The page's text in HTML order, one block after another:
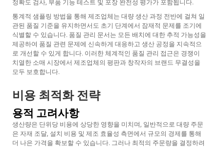
정확도 검사, 부품 기능 테스트 및 포장 완전성 평가가 포함됩니다.
통계적 샘플링 방법을 통해 제조업체는 대량 생산 과정 전반에 걸쳐 일
관된 품질 기준을 유지하면서도 초기 단계에서 잠재적 문제를 조기에
식별할 수 있습니다. 품질 관리 문서는 모든 배치에 대한 추적 가능성을
제공하여 품질 관련 문제에 신속하게 대응하고 생산 공정을 지속적으
로 개선할 수 있게 합니다. 이러한 체계적인 품질 관리 접근은 경쟁이
치열한 소매 시장에서 제조업체의 평판과 창작자의 브랜드 무결성을
모두 보호합니다.
비용 최적화 전략
용적 고려사항
생산량은 단위당 비용에 상당한 영향을 미치며, 일반적으로 대량 주문
은 자재 조달, 설치 비용 및 제조 효율성 측면에서 규모의 경제를 통해
더 나은 가격을 확보할 수 있습니다. 그러나 최적의 주문량을 결정하려